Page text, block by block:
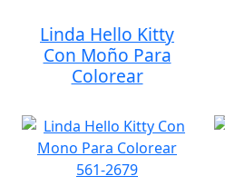
Linda Hello Kitty
Con Moño Para
Colorear